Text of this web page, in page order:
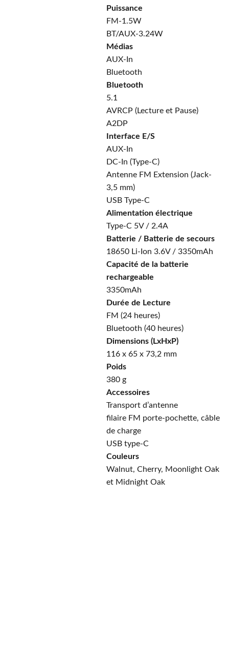
Puissance
FM-1.5W
BT/AUX-3.24W
Médias
AUX-In
Bluetooth
Bluetooth
5.1
AVRCP (Lecture et Pause)
A2DP
Interface E/S
AUX-In
DC-In (Type-C)
Antenne FM Extension (Jack-
3,5 mm)
USB Type-C
Alimentation électrique
Type-C 5V / 2.4A
Batterie / Batterie de secours
18650 Li-Ion 3.6V / 3350mAh
Capacité de la batterie
rechargeable
3350mAh
Durée de Lecture
FM (24 heures)
Bluetooth (40 heures)
Dimensions (LxHxP)
116 x 65 x 73,2 mm
Poids
380 g
Accessoires
Transport d’antenne
filaire FM porte-pochette, câble
de charge
USB type-C
Couleurs
Walnut, Cherry, Moonlight Oak
et Midnight Oak